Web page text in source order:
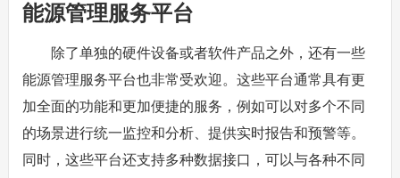
能源管理服务平台
除了单独的硬件设备或者软件产品之外，还有一些
能源管理服务平台也非常受欢迎。这些平台通常具有更
加全面的功能和更加便捷的服务，例如可以对多个不同
的场景进行统一监控和分析、提供实时报告和预警等。
同时，这些平台还支持多种数据接口，可以与各种不同